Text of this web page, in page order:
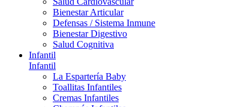
Bienestar Articular
Defensas / Sistema Inmune
Bienestar Digestivo
Salud Cognitiva
Infantil
Infantil
La Espartería Baby
Toallitas Infantiles
Cremas Infantiles